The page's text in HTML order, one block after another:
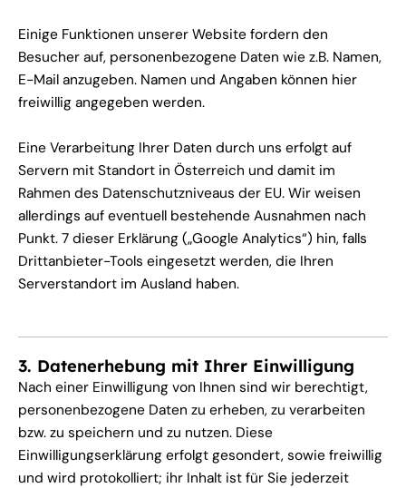
Einige Funktionen unserer Website fordern den
Besucher auf, personenbezogene Daten wie z.B. Namen,
E-Mail anzugeben. Namen und Angaben können hier
freiwillig angegeben werden.
Eine Verarbeitung Ihrer Daten durch uns erfolgt auf
Servern mit Standort in Österreich und damit im
Rahmen des Datenschutzniveaus der EU. Wir weisen
allerdings auf eventuell bestehende Ausnahmen nach
Punkt. 7 dieser Erklärung („Google Analytics“) hin, falls
Drittanbieter-Tools eingesetzt werden, die Ihren
Serverstandort im Ausland haben.
3. Datenerhebung mit Ihrer Einwilligung
Nach einer Einwilligung von Ihnen sind wir berechtigt,
personenbezogene Daten zu erheben, zu verarbeiten
bzw. zu speichern und zu nutzen. Diese
Einwilligungserklärung erfolgt gesondert, sowie freiwillig
und wird protokolliert; ihr Inhalt ist für Sie jederzeit